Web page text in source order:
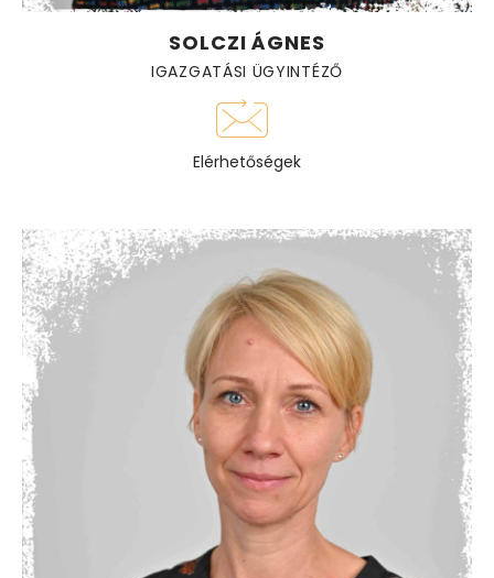
SOLCZI ÁGNES
IGAZGATÁSI ÜGYINTÉZŐ
Elérhetőségek